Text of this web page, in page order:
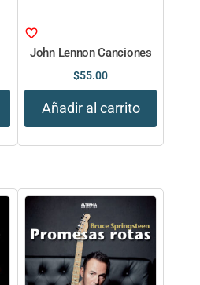
John Lennon Canciones
$55.00
Añadir al carrito